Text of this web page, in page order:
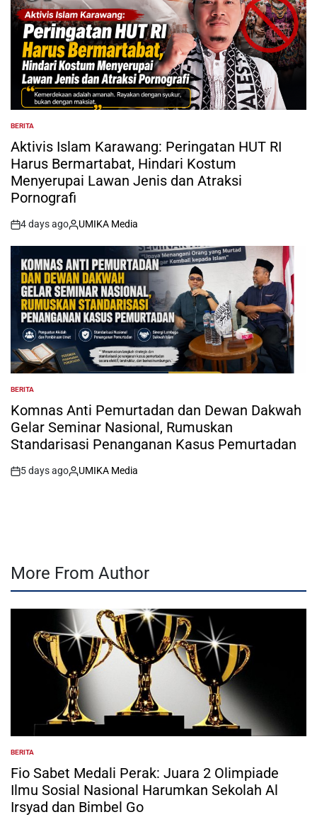
POSTED
IN
BERITA
Aktivis Islam Karawang: Peringatan HUT RI
Harus Bermartabat, Hindari Kostum
Menyerupai Lawan Jenis dan Atraksi
Pornografi
on
4 days ago
Posted
by
UMIKA Media
POSTED
IN
BERITA
Komnas Anti Pemurtadan dan Dewan Dakwah
Gelar Seminar Nasional, Rumuskan
Standarisasi Penanganan Kasus Pemurtadan
on
5 days ago
Posted
UMIKA Media
More From Author
POSTED
IN
BERITA
Fio Sabet Medali Perak: Juara 2 Olimpiade
Ilmu Sosial Nasional Harumkan Sekolah Al
Irsyad dan Bimbel Go